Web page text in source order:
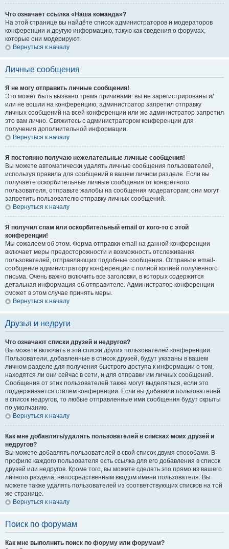
Что означает ссылка «Наша команда»?
На этой странице вы найдёте список администраторов и модераторов
конференции и другую информацию, такую как сведения о форумах,
которые они модерируют.
Вернуться к началу
Личные сообщения
Я не могу отправить личные сообщения!
Это может быть вызвано тремя причинами: вы не зарегистрированы и/
или не вошли на конференцию, администратор запретил отправку
личных сообщений на всей конференции или же администратор запретил
это вам лично. Свяжитесь с администратором конференции для
получения дополнительной информации.
Вернуться к началу
Я постоянно получаю нежелательные личные сообщения!
Вы можете автоматически удалять личные сообщения пользователей,
используя правила для сообщений в вашем личном разделе. Если вы
получаете оскорбительные личные сообщения от конкретного
пользователя, отправьте жалобы на сообщения модераторам; они могут
запретить пользователю отправку личных сообщений.
Вернуться к началу
Я получил спам или оскорбительный email от кого-то с этой
конференции!
Мы сожалеем об этом. Форма отправки email на данной конференции
включает меры предосторожности и возможность отслеживания
пользователей, отправляющих подобные сообщения. Отправьте email-
сообщение администратору конференции с полной копией полученного
письма. Очень важно включить все заголовки, в которых содержится
детальная информация об отправителе. Администратор конференции
сможет в этом случае принять меры.
Вернуться к началу
Друзья и недруги
Что означают списки друзей и недругов?
Вы можете включать в эти списки других пользователей конференции.
Пользователи, добавленные в список друзей, будут указаны в вашем
личном разделе для получения быстрого доступа к информации о том,
находятся ли они сейчас в сети, и для отправки им личных сообщений.
Сообщения от этих пользователей также могут выделяться, если это
поддерживается стилем конференции. Если вы добавили пользователей
в список недругов, то любые отправленные ими сообщения будут скрыты
по умолчанию.
Вернуться к началу
Как мне добавлять/удалять пользователей в списках моих друзей и
недругов?
Вы можете добавлять пользователей в свой список двумя способами. В
профиле каждого пользователя есть ссылка для его добавления в список
друзей или недругов. Кроме того, вы можете сделать это прямо из вашего
личного раздела, непосредственным вводом имени пользователя. Вы
можете также удалять пользователей из соответствующих списков на той
же странице.
Вернуться к началу
Поиск по форумам
Как мне выполнить поиск по форуму или форумам?